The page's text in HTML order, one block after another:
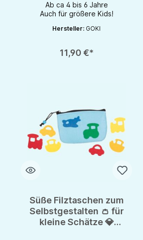
Ab ca 4 bis 6 Jahre
Auch für größere Kids!
Hersteller: GOKI
11,90 €*
Süße Filztaschen zum
Selbstgestalten 👛 für
kleine Schätze 💎